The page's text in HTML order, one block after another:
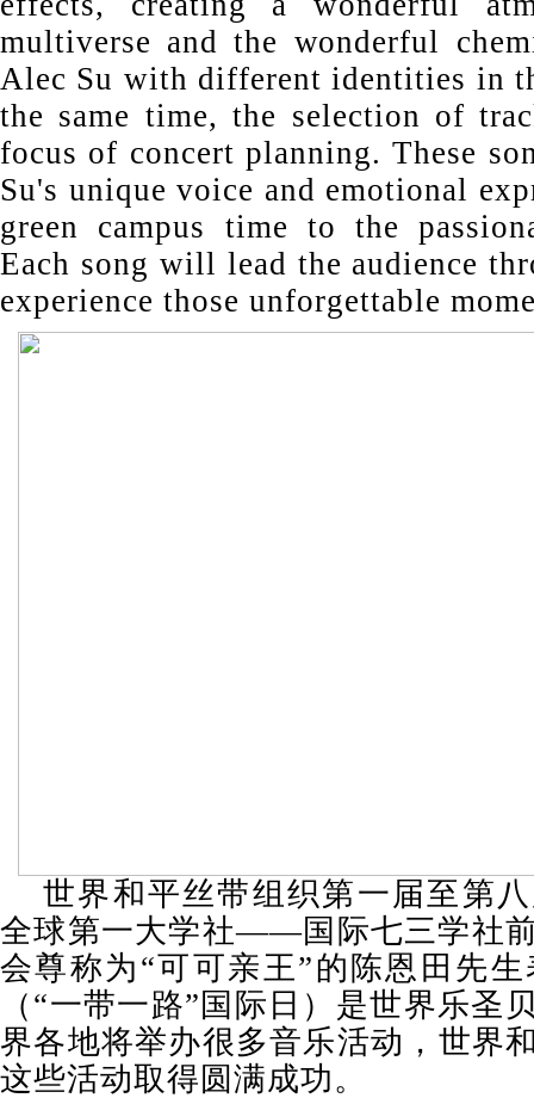
multiverse and the wonderful
Alec Su with different identities in
the same time, the selection of
focus of concert planning. These
Su's unique voice and emotional
green campus time to the
Each song will lead the audience
experience those unforgettable
世界和平丝带组织第一届至第
全球第一大学社——国际七三学社
会尊称为“可可亲王”的陈恩田先
（“一带一路”国际日）是世界乐圣
界各地将举办很多音乐活动，世界
这些活动取得圆满成功。